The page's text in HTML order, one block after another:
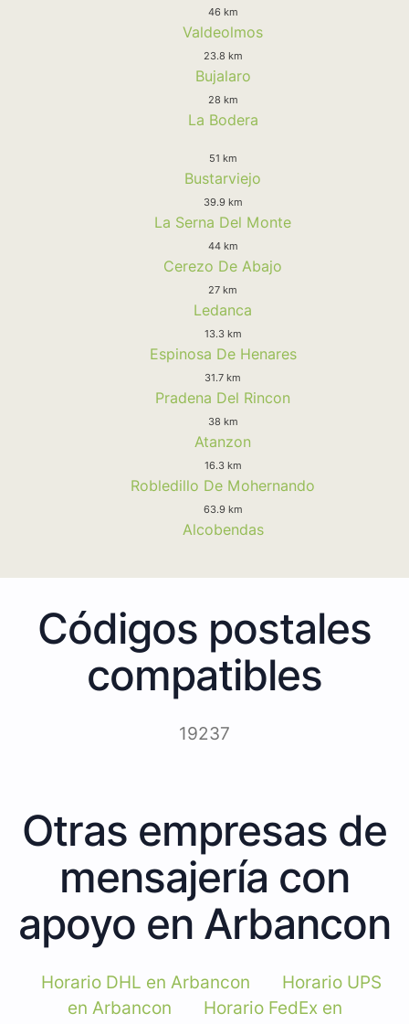
46 km
Valdeolmos
23.8 km
Bujalaro
28 km
La Bodera
51 km
Bustarviejo
39.9 km
La Serna Del Monte
44 km
Cerezo De Abajo
27 km
Ledanca
13.3 km
Espinosa De Henares
31.7 km
Pradena Del Rincon
38 km
Atanzon
16.3 km
Robledillo De Mohernando
63.9 km
Alcobendas
Códigos postales
compatibles
19237
Otras empresas de
mensajería con
apoyo en Arbancon
Horario DHL en Arbancon
Horario UPS
en Arbancon
Horario FedEx en